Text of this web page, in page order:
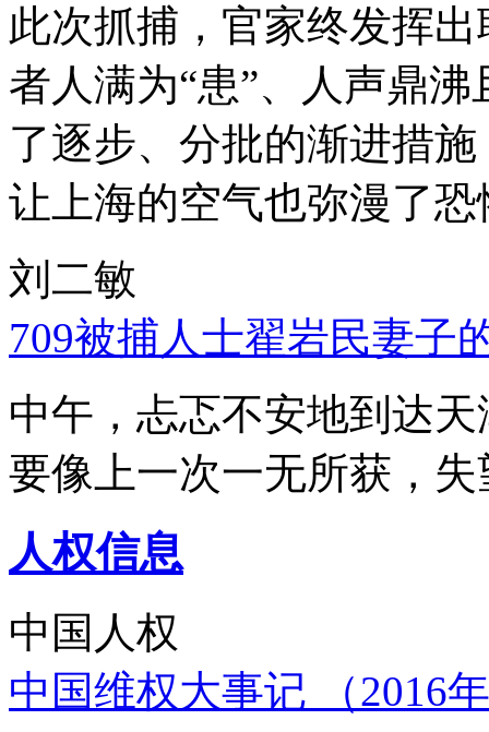
此次抓捕，官家终发挥
者人满为“患”、人声鼎
了逐步、分批的渐进措
让上海的空气也弥漫了
刘二敏
709被捕人士翟岩民妻子
中午，忐忑不安地到达
要像上一次一无所获，
人权信息
中国人权
中国维权大事记 （2016